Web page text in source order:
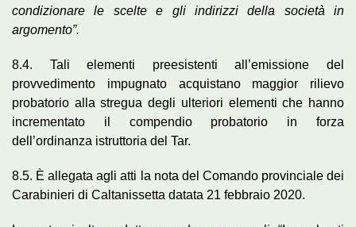
condizionare le scelte e gli indirizzi della società in
argomento”.
8.4. Tali elementi preesistenti all’emissione del
provvedimento impugnato acquistano maggior rilievo
probatorio alla stregua degli ulteriori elementi che hanno
incrementato il compendio probatorio in forza
dell’ordinanza istruttoria del Tar.
8.5. È allegata agli atti la nota del Comando provinciale dei
Carabinieri di Caltanissetta datata 21 febbraio 2020.